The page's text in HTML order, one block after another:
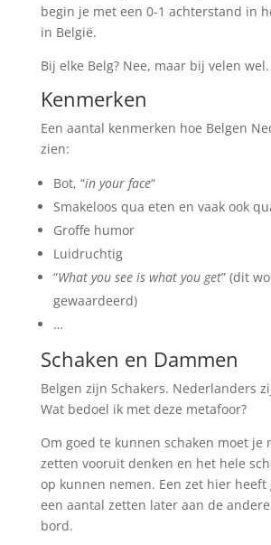
begin je met een 0-1 achterstand in
in België.
Bij elke Belg? Nee, maar bij velen wel.
Kenmerken
Een aantal kenmerken hoe Belgen
zien:
Bot, “in your face“
Smakeloos qua eten en vaak ook
Groffe humor
Luidruchtig
“What you see is what you get” (dit
gewaardeerd)
…
Schaken en Dammen
Belgen zijn Schakers. Nederlanders
Wat bedoel ik met deze metafoor?
Om goed te kunnen schaken moet je
zetten vooruit denken en het hele
op kunnen nemen. Een zet hier heeft
een aantal zetten later aan de
bord.